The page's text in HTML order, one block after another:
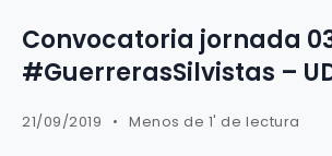
Convocatoria jornada
#GuerrerasSilvistas –
21/09/2019 Menos de 1' de lectura